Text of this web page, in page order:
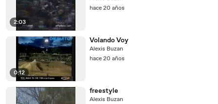
2:03
hace 20 años
0:12
Volando Voy
Alexis Buzan
hace 20 años
freestyle
Alexis Buzan